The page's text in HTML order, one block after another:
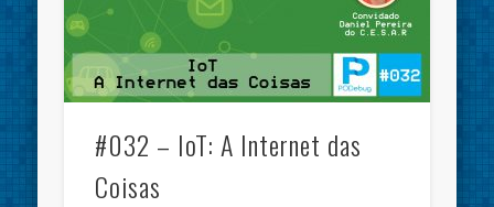
#032 – IoT: A Internet das
Coisas